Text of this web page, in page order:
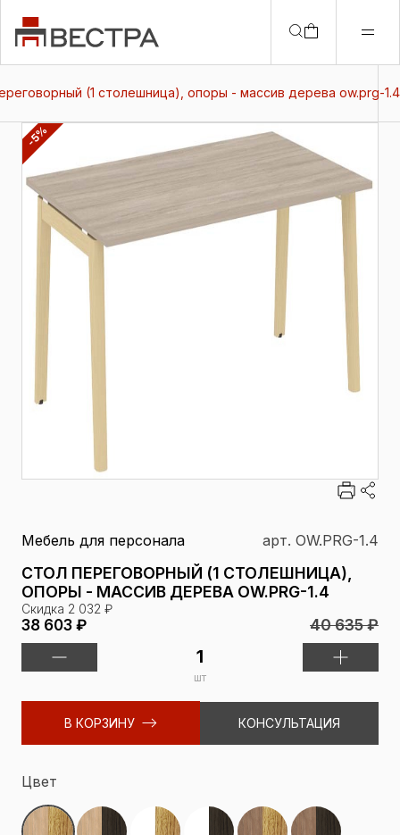
(1 столешница), опоры - массив дерева ow.prg-1.4
Мебель для персонала арт. OW.PRG-1.4
СТОЛ ПЕРЕГОВОРНЫЙ (1 СТОЛЕШНИЦА),
ОПОРЫ - МАССИВ ДЕРЕВА OW.PRG-1.4
38 603 ₽ 40 635 ₽
Скидка 2 032 ₽
шт
В КОРЗИНУ КОНСУЛЬТАЦИЯ
Цвет
-5%